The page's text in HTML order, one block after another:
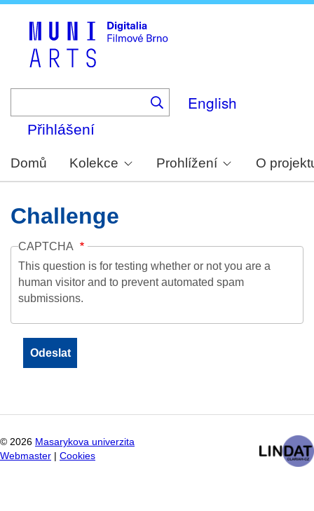
English
Přihlášení
Domů Kolekce Prohlížení O
Challenge
CAPTCHA
This question is for testing whether or not you are a
human visitor and to prevent automated spam
submissions.
© 2026 Masarykova univerzita
Webmaster
Cookies